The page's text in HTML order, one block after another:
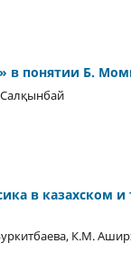
в понятии Б.
в казахском
К.М.